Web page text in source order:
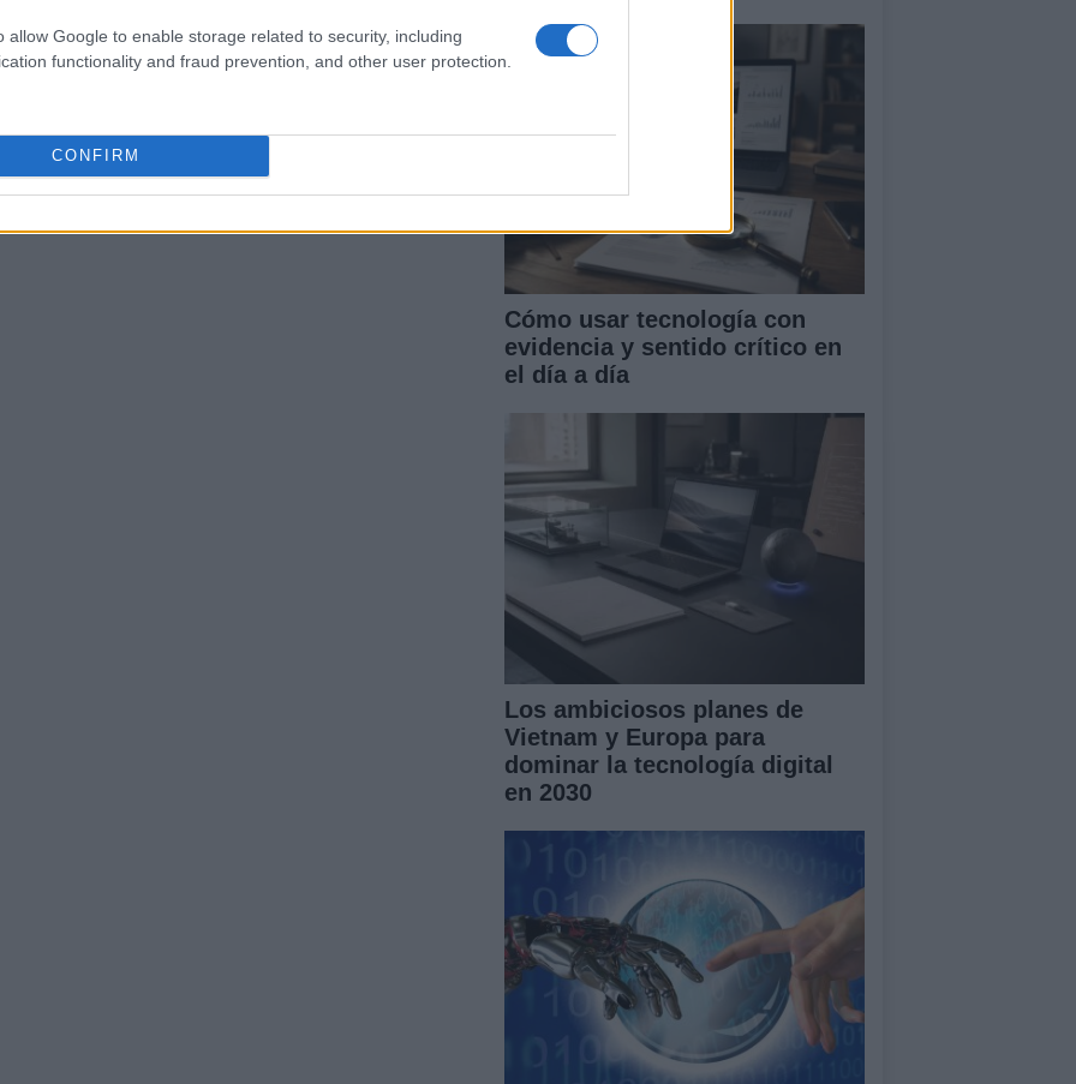
allow Google to enable storage related to security, including
functionality and fraud prevention, and other user protection.
CONFIRM
Cómo usar tecnología con
evidencia y sentido crítico en
el día a día
Los ambiciosos planes de
Vietnam y Europa para
dominar la tecnología digital
en 2030